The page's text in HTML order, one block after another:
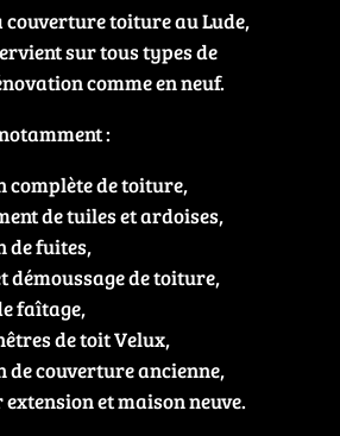
couverture toiture au Lude,
sur tous types de
comme en neuf.
:
complète de toiture,
de tuiles et ardoises,
de fuites,
démoussage de toiture,
faîtage,
de toit Velux,
de couverture ancienne,
et maison neuve.